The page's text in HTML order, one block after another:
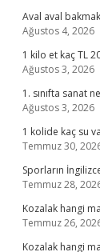
Aval aval
Ağustos 4, 2026
1 kilo et kaç TL
Ağustos 3, 2026
1. sınıfta sanat
Ağustos 3, 2026
1 kolide kaç su
Temmuz 30,
Sporların
Temmuz 28,
Kozalak hangi
Temmuz 26,
Kozalak hangi